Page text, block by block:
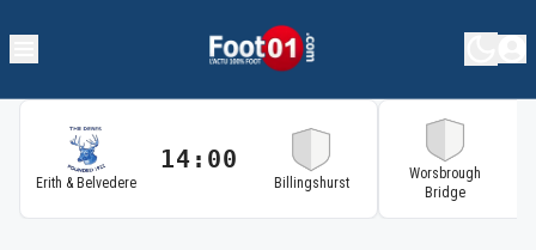
Erith & Belvedere
14:00
Billingshurst
Worsbrough
Bridge